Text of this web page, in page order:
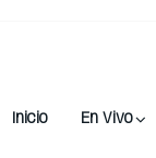
Inicio En Vivo